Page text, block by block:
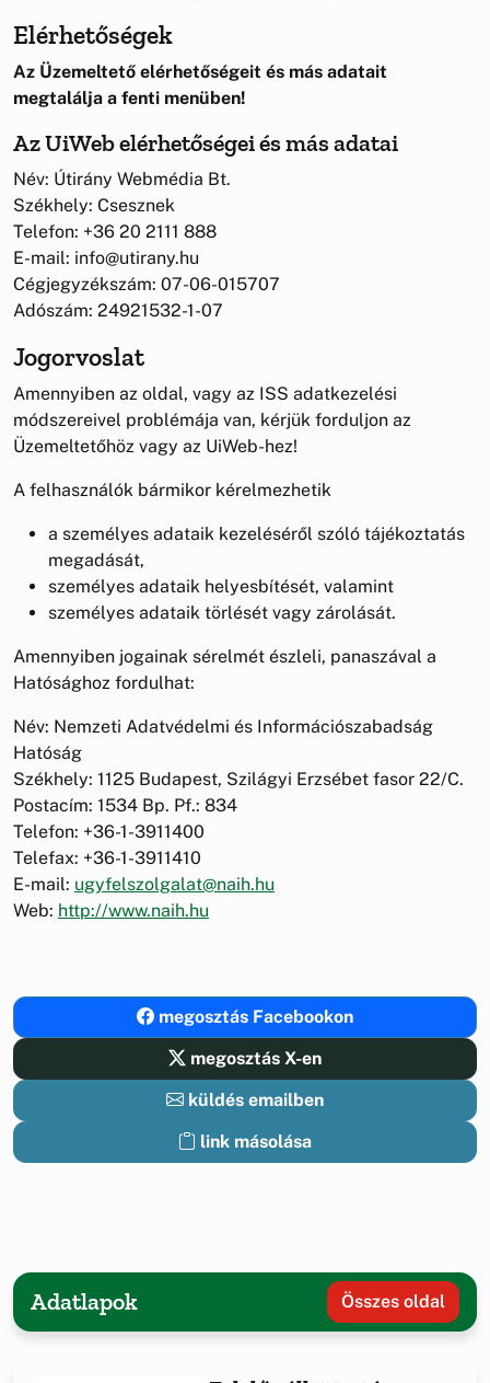
Elérhetőségek
Az Üzemeltető elérhetőségeit és más adatait
megtalálja a fenti menüben!
Az UiWeb elérhetőségei és más adatai
Név: Útirány Webmédia Bt.
Székhely: Csesznek
Telefon: +36 20 2111 888
E-mail: info@utirany.hu
Cégjegyzékszám: 07-06-015707
Adószám: 24921532-1-07
Jogorvoslat
Amennyiben az oldal, vagy az ISS adatkezelési
módszereivel problémája van, kérjük forduljon az
Üzemeltetőhöz vagy az UiWeb-hez!
A felhasználók bármikor kérelmezhetik
a személyes adataik kezeléséről szóló tájékoztatás
megadását,
személyes adataik helyesbítését, valamint
személyes adataik törlését vagy zárolását.
Amennyiben jogainak sérelmét észleli, panaszával a
Hatósághoz fordulhat:
Név: Nemzeti Adatvédelmi és Információszabadság
Hatóság
Székhely: 1125 Budapest, Szilágyi Erzsébet fasor 22/C.
Postacím: 1534 Bp. Pf.: 834
Telefon: +36-1-3911400
Telefax: +36-1-3911410
E-mail: ugyfelszolgalat@naih.hu
Web: http://www.naih.hu
megosztás Facebookon
megosztás X-en
küldés emailben
link másolása
Adatlapok Összes oldal